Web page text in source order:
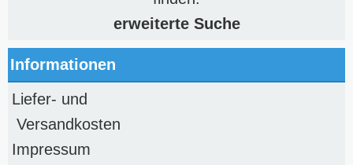
erweiterte Suche
Informationen
Liefer- und
Versandkosten
Impressum